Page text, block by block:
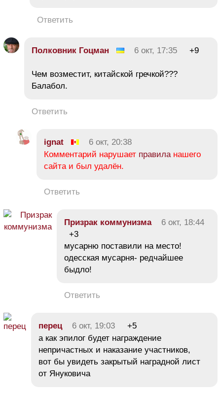
Ответить
Полковник Гоцман 6 окт, 17:35 +9
Чем возместит, китайской гречкой???
Балабол.
Ответить
ignat
6 окт, 20:38
Комментарий нарушает правиланашего
сайта и был удалён.
Ответить
Призрак коммунизма
6 окт, 18:44
+3
мусарню поставили на место!
одесская мусарня- редчайшее
быдло!
Ответить
перец 6 окт, 19:03
+5
а как эпилог будет награждение
непричастных и наказание участников,
вот бы увидеть закрытый наградной лист
от Януковича